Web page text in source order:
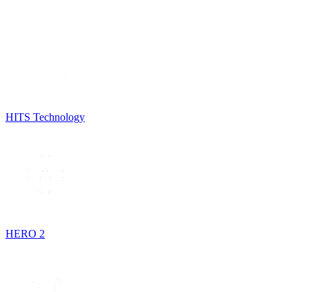
HITS Technology
HERO 2